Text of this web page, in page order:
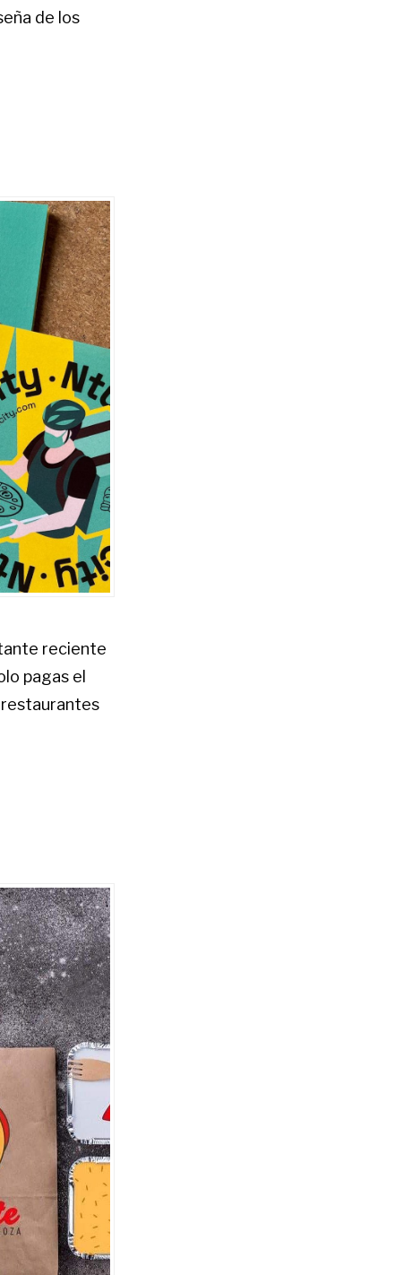
de los
reciente
pagas el
restaurantes